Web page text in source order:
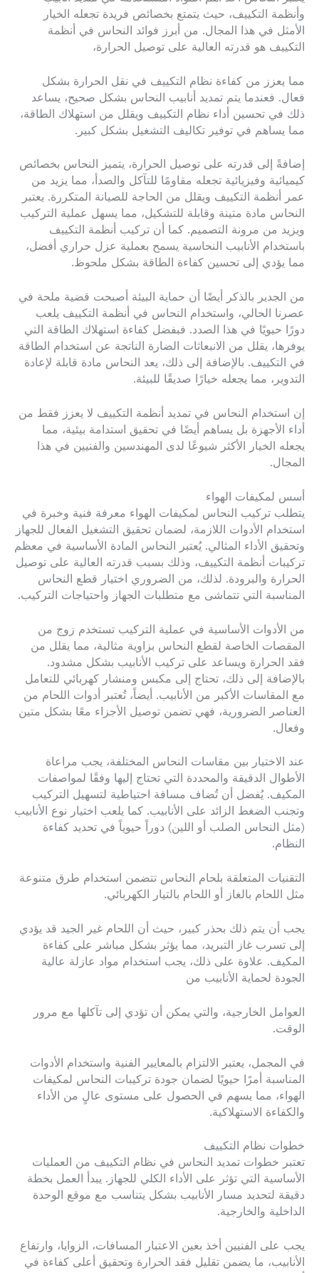
وأنظمة التكييف، حيث يتمتع بخصائص فريدة تجعله الخيار
الأمثل في هذا المجال. من أبرز فوائد النحاس في أنظمة
التكييف هو قدرته العالية على توصيل الحرارة،
مما يعزز من كفاءة نظام التكييف في نقل الحرارة بشكل
فعال. فعندما يتم تمديد أنابيب النحاس بشكل صحيح، يساعد
ذلك في تحسين أداء نظام التكييف ويقلل من استهلاك الطاقة،
مما يساهم في توفير تكاليف التشغيل بشكل كبير.
إضافةً إلى قدرته على توصيل الحرارة، يتميز النحاس بخصائص
كيميائية وفيزيائية تجعله مقاومًا للتآكل والصدأ، مما يزيد من
عمر أنظمة التكييف ويقلل من الحاجة للصيانة المتكررة. يعتبر
النحاس مادة متينة وقابلة للتشكيل، مما يسهل عملية التركيب
ويزيد من مرونة التصميم. كما أن تركيب أنظمة التكييف
باستخدام الأنابيب النحاسية يسمح بعملية عزل حراري أفضل،
مما يؤدي إلى تحسين كفاءة الطاقة بشكل ملحوظ.
من الجدير بالذكر أيضًا أن حماية البيئة أصبحت قضية ملحة في
عصرنا الحالي، واستخدام النحاس في أنظمة التكييف يلعب
دورًا حيويًا في هذا الصدد. فبفضل كفاءة استهلاك الطاقة التي
يوفرها، يقلل من الانبعاثات الضارة الناتجة عن استخدام الطاقة
في التكييف. بالإضافة إلى ذلك، يعد النحاس مادة قابلة لإعادة
التدوير، مما يجعله خيارًا صديقًا للبيئة.
إن استخدام النحاس في تمديد أنظمة التكييف لا يعزز فقط من
أداء الأجهزة بل يساهم أيضًا في تحقيق استدامة بيئية، مما
يجعله الخيار الأكثر شيوعًا لدى المهندسين والفنيين في هذا
المجال.
أسس لمكيفات الهواء
يتطلب تركيب النحاس لمكيفات الهواء معرفة فنية وخبرة في
استخدام الأدوات اللازمة، لضمان تحقيق التشغيل الفعال للجهاز
وتحقيق الأداء المثالي. يُعتبر النحاس المادة الأساسية في معظم
تركيبات أنظمة التكييف، وذلك بسبب قدرته العالية على توصيل
الحرارة والبرودة. لذلك، من الضروري اختيار قطع النحاس
المناسبة التي تتماشى مع متطلبات الجهاز واحتياجات التركيب.
من الأدوات الأساسية في عملية التركيب تستخدم زوج من
المقصات الخاصة لقطع النحاس بزاوية مثالية، مما يقلل من
فقد الحرارة ويساعد على تركيب الأنابيب بشكل مشدود.
بالإضافة إلى ذلك، تحتاج إلى مكبس ومنشار كهربائي للتعامل
مع المقاسات الأكبر من الأنابيب. أيضاً، تُعتبر أدوات اللحام من
العناصر الضرورية، فهي تضمن توصيل الأجزاء معًا بشكل متين
وفعال.
عند الاختيار بين مقاسات النحاس المختلفة، يجب مراعاة
الأطوال الدقيقة والمحددة التي تحتاج إليها وفقًا لمواصفات
المكيف. يُفضل أن تُضاف مسافة احتياطية لتسهيل التركيب
وتجنب الضغط الزائد على الأنابيب. كما يلعب اختيار نوع الأنابيب
(مثل النحاس الصلب أو اللين) دوراً حيوياً في تحديد كفاءة
النظام.
التقنيات المتعلقة بلحام النحاس تتضمن استخدام طرق متنوعة
مثل اللحام بالغاز أو اللحام بالتيار الكهربائي.
يجب أن يتم ذلك بحذر كبير، حيث أن اللحام غير الجيد قد يؤدي
إلى تسرب غاز التبريد، مما يؤثر بشكل مباشر على كفاءة
المكيف. علاوة على ذلك، يجب استخدام مواد عازلة عالية
الجودة لحماية الأنابيب من
العوامل الخارجية، والتي يمكن أن تؤدي إلى تآكلها مع مرور
الوقت.
في المجمل، يعتبر الالتزام بالمعايير الفنية واستخدام الأدوات
المناسبة أمرًا حيويًا لضمان جودة تركيبات النحاس لمكيفات
الهواء، مما يسهم في الحصول على مستوى عالٍ من الأداء
والكفاءة الاستهلاكية.
خطوات نظام التكييف
تعتبر خطوات تمديد النحاس في نظام التكييف من العمليات
الأساسية التي تؤثر على الأداء الكلي للجهاز. يبدأ العمل بخطة
دقيقة لتحديد مسار الأنابيب بشكل يتناسب مع موقع الوحدة
الداخلية والخارجية.
يجب على الفنيين أخذ بعين الاعتبار المسافات، الزوايا، وارتفاع
الأنابيب، ما يضمن تقليل فقد الحرارة وتحقيق أعلى كفاءة في